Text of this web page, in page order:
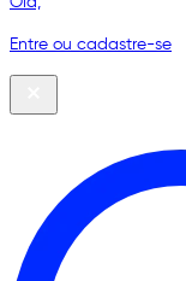
Entre ou cadastre-se